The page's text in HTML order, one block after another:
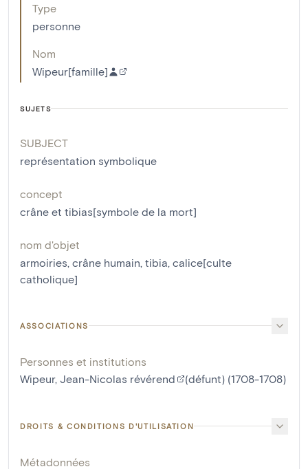
Type
personne
Nom
Wipeur[famille]
SUJETS
SUBJECT
représentation symbolique
concept
crâne et tibias[symbole de la mort]
nom d'objet
armoiries, crâne humain, tibia, calice[culte
catholique]
ASSOCIATIONS
Personnes et institutions
Wipeur, Jean-Nicolas révérend
(défunt) (1708-1708)
DROITS & CONDITIONS D'UTILISATION
Métadonnées